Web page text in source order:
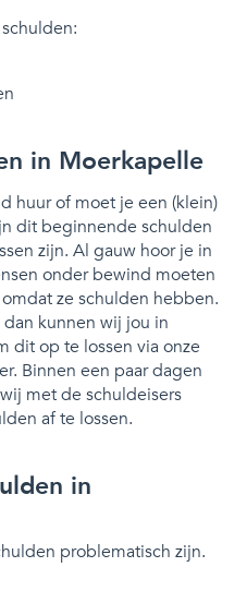
in Moerkapelle
huur of moet je een (klein)
dit beginnende schulden
zijn. Al gauw hoor je in
onder bewind moeten
ze schulden hebben.
kunnen wij jou in
dit op te lossen via onze
Binnen een paar dagen
met de schuldeisers
af te lossen.
in
problematisch zijn.